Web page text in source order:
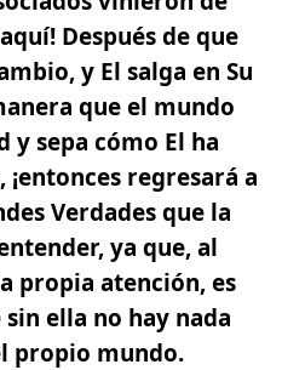
Después de que
y El salga en Su
que el mundo
y sepa cómo El ha
regresará a
Verdades que la
ya que, al
propia atención, es
ella no hay nada
propio mundo.